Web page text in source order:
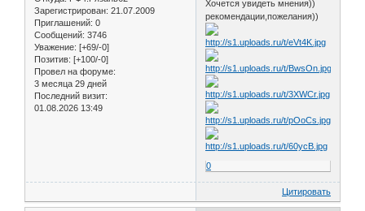
Зарегистрирован: 21.07.2009
Приглашений: 0
Сообщений: 3746
Уважение: [+69/-0]
Позитив: [+100/-0]
Провел на форуме:
3 месяца 29 дней
Последний визит:
01.08.2026 13:49
Хочется увидеть мнения))
рекомендации,пожелания))
0
Цитировать